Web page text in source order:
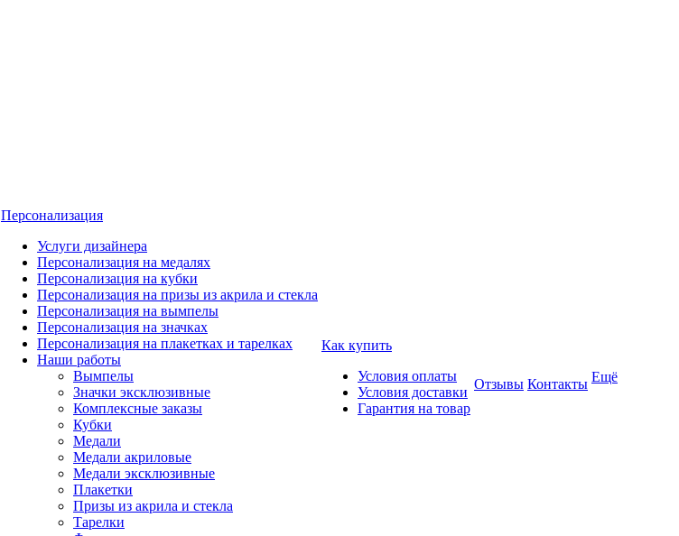
Персонализация
Услуги дизайнера
Персонализация на медалях
Персонализация на кубки
Персонализация на призы из акрила и стекла
Персонализация на вымпелы
Персонализация на значках
Персонализация на плакетках и тарелках
Наши работы
Вымпелы
Значки эксклюзивные
Комплексные заказы
Кубки
Медали
Медали акриловые
Медали эксклюзивные
Плакетки
Призы из акрила и стекла
Тарелки
Как купить
Условия оплаты
Условия доставки
Гарантия на товар
Отзывы Контакты Ещё